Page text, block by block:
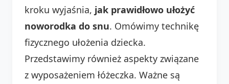
kroku wyjaśnia, jak prawidłowo ułożyć
noworodka do snu. Omówimy technikę
fizycznego ułożenia dziecka.
Przedstawimy również aspekty związane
z wyposażeniem łóżeczka. Ważne są